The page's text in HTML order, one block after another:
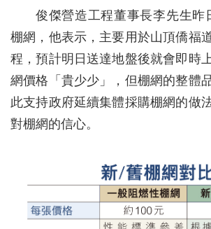
俊傑營造工程董事長李先生昨
棚網，他表示，主要用於山頂僑福
程，預計明日送達地盤後就會即時
網價格「貴少少」，但棚網的整體
此支持政府延續集體採購棚網的做
對棚網的信心。